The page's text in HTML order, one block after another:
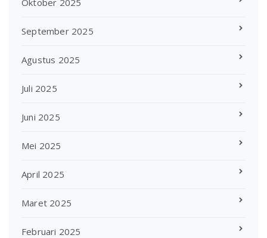
September 2025
Agustus 2025
Juli 2025
Juni 2025
Mei 2025
April 2025
Maret 2025
Februari 2025